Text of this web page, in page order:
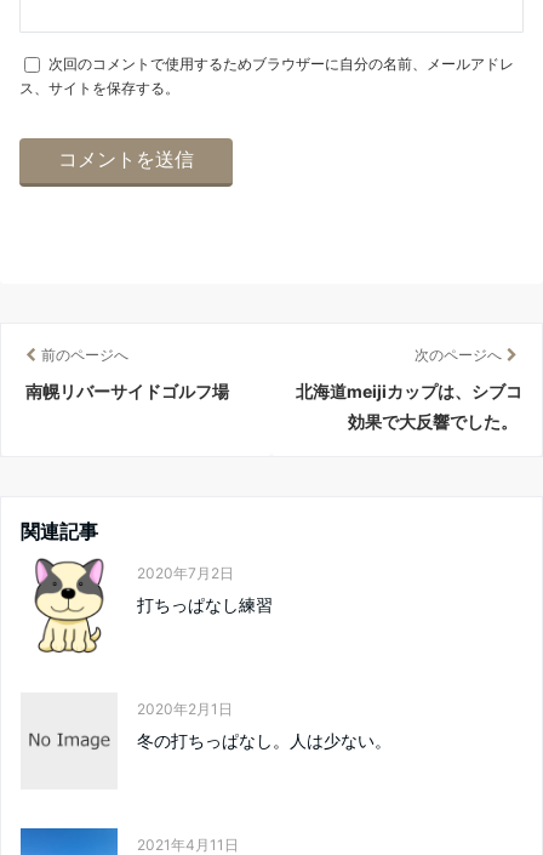
次回のコメントで使用するためブラウザーに自分の名前、メールアドレ
ス、サイトを保存する。
前のページへ
南幌リバーサイドゴルフ場
次のページへ
北海道meijiカップは、シブコ
効果で大反響でした。
関連記事
2020年7月2日
打ちっぱなし練習
2020年2月1日
冬の打ちっぱなし。人は少ない。
2021年4月11日